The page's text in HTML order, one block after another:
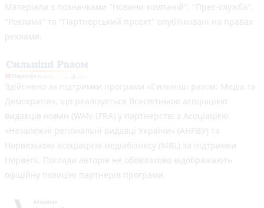
Матеріали з позначками "Новини компаній", "Прес-служба",
"Реклама" та "Партнерський проєкт" опубліковані на правах
реклами.
Здійснено за підтримки програми «Сильніші разом: Медіа та
Демократія», що реалізується Всесвітньою асоціацією
видавців новин (WAN-IFRA) у партнерстві з Асоціацією
«Незалежні регіональні видавці України» (АНРВУ) та
Норвезькою асоціацією медіабізнесу (MBL) за підтримки
Норвегії. Погляди авторів не обов’язково відображають
офіційну позицію партнерів програми.